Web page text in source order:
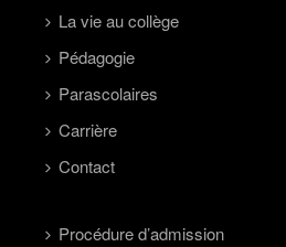
La vie au collège
Pédagogie
Parascolaires
Carrière
Contact
Procédure d’admission